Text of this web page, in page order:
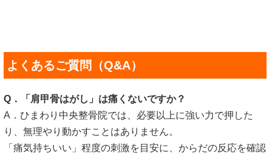
よくあるご質問（Q&A）
Q．「肩甲骨はがし」は痛くないですか？
A．ひまわり中央整骨院では、必要以上に強い力で押した
り、無理やり動かすことはありません。
「痛気持ちいい」程度の刺激を目安に、からだの反応を確認